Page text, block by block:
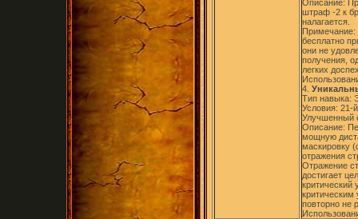
Описание:
штраф -2 к
налагается.
Примечание:
бесплатно
они не
получения,
легких
4.
Тип навыка:
Условия: 21-
Улучшенный
Описание:
мощную
маскировку
отражения
Отражение
достигает
критический
критическим
повторно не